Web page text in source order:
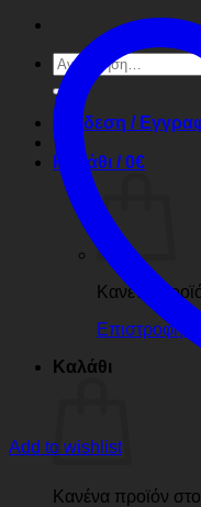
Αναζήτηση
για:
Σύνδεση /
Καλάθι /0€
Κανένα
Επιστροφή
Καλάθι
Κανένα προϊόν
Add to wishlist